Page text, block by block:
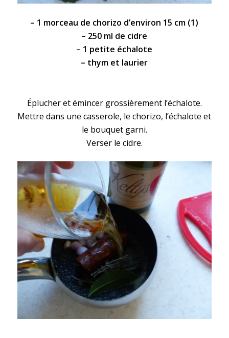
– 1 morceau de chorizo d’environ 15 cm (1)
– 250 ml de cidre
– 1 petite échalote
– thym et laurier
Éplucher et émincer grossièrement l’échalote.
Mettre dans une casserole, le chorizo, l’échalote et
le bouquet garni.
Verser le cidre.